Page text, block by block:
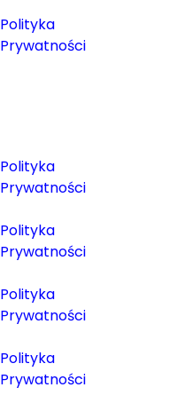
Polityka
Prywatności
Polityka
Prywatności
Polityka
Prywatności
Polityka
Prywatności
Polityka
Prywatności